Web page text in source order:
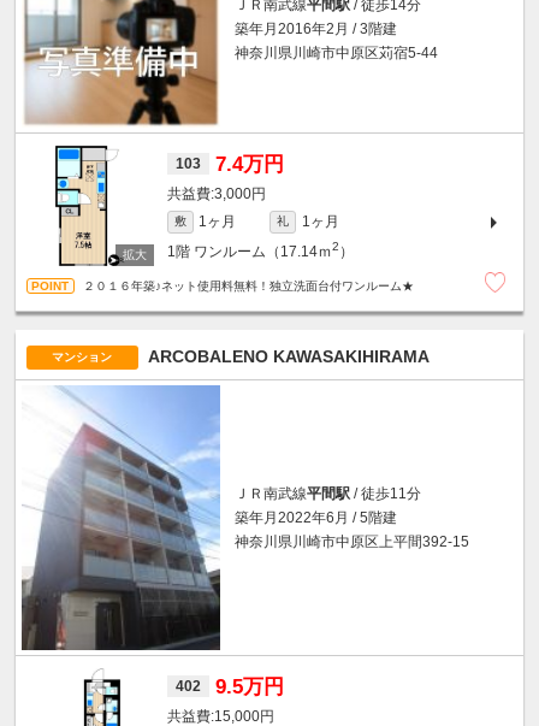
ＪＲ南武線平間駅 / 徒歩14分
築年月2016年2月 / 3階建
神奈川県川崎市中原区苅宿5-44
103 7.4万円
3,000円
敷 1ヶ月 礼
1ヶ月
1階 ワンルーム（17.14ｍ2 ）
２０１６年築♪ネット使用料無料！独立洗面台付ワンルーム★
マンション ARCOBALENO KAWASAKIHIRAMA
ＪＲ南武線平間駅 / 徒歩11分
築年月2022年6月 / 5階建
神奈川県川崎市中原区上平間392-15
402 9.5万円
15,000円